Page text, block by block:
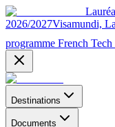
2026/2027Visamundi,
programme French
Destinations
Documents